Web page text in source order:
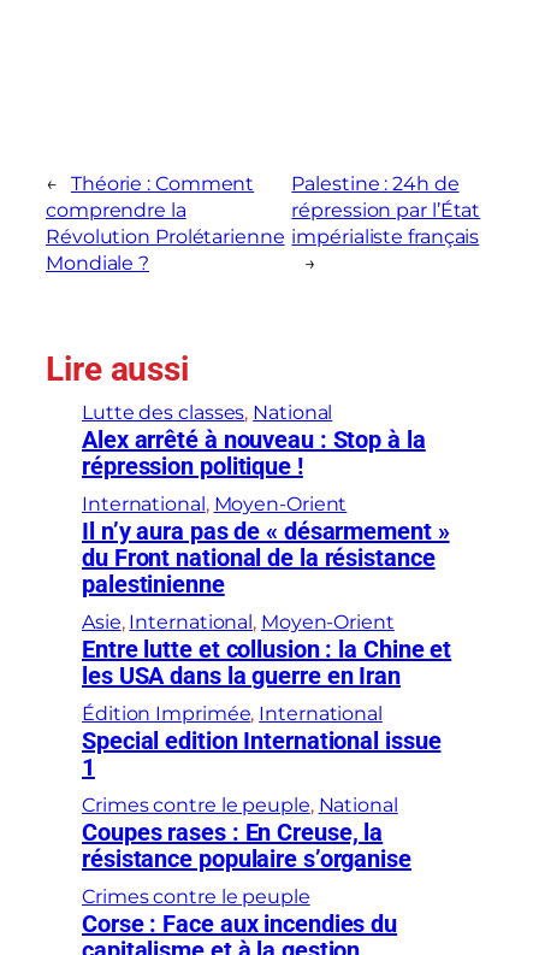
←
Théorie : Comment
comprendre la
Révolution Prolétarienne
Mondiale ?
Palestine : 24h de
répression par l’État
impérialiste français
→
Lire aussi
Lutte des classes, National
Alex arrêté à nouveau : Stop à la
répression politique !
International, Moyen-Orient
Il n’y aura pas de « désarmement »
du Front national de la résistance
palestinienne
Asie, International, Moyen-Orient
Entre lutte et collusion : la Chine et
les USA dans la guerre en Iran
Édition Imprimée, International
Special edition International issue
1
Crimes contre le peuple, National
Coupes rases : En Creuse, la
résistance populaire s’organise
Crimes contre le peuple
Corse : Face aux incendies du